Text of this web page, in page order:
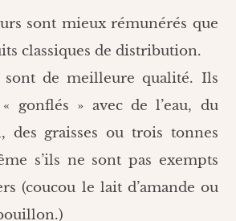
sont mieux rémunérés que
classiques de distribution.
sont de meilleure qualité. Ils
gonflés » avec de l’eau, du
des graisses ou trois tonnes
s’ils ne sont pas exempts
(coucou le lait d’amande ou